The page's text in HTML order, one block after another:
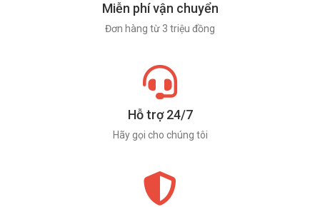
Miễn phí vận chuyển
Đơn hàng từ 3 triệu đồng
Hỗ trợ 24/7
Hãy gọi cho chúng tôi